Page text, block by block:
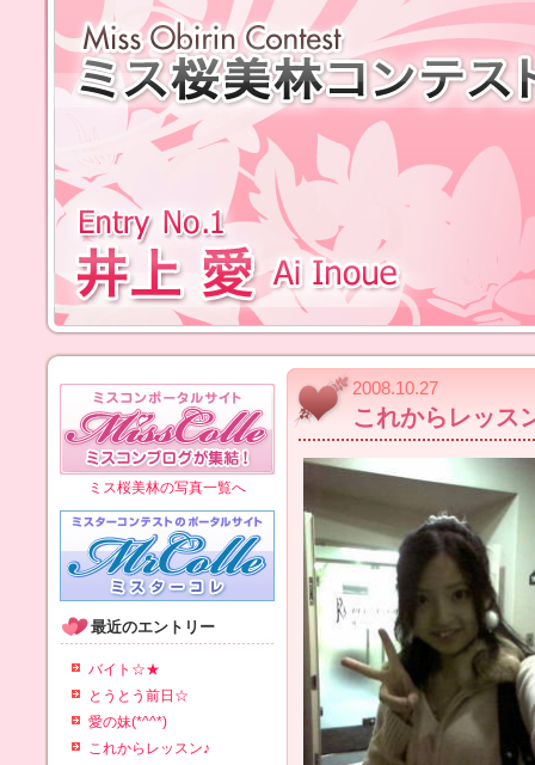
2008.10.27
これからレッス
ミス桜美林の写真一覧へ
最近のエントリー
バイト☆★
とうとう前日☆
愛の妹(*^^*)
これからレッスン♪